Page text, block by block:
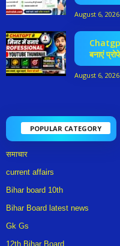
August 6, 2026
बनाएं
August 6, 2026
POPULAR CATEGORY
समाचार
current affairs
Bihar board 10th
Bihar Board latest news
Gk Gs
12th Bihar Board